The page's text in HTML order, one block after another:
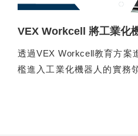
VEX Workcell 將工業化
透過VEX Workcell教育方案
檻進入工業化機器人的實務